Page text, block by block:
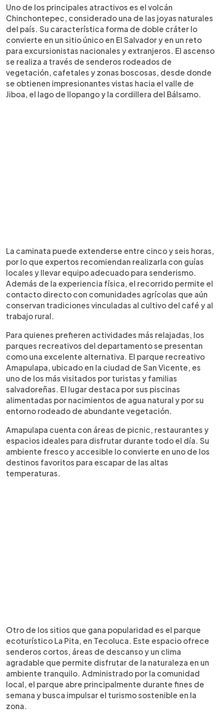
naturaleza y escapar de la rutina.
Uno de los principales atractivos es el volcán
Chinchontepec, considerado una de las joyas naturales
del país. Su característica forma de doble cráter lo
convierte en un sitio único en El Salvador y en un reto
para excursionistas nacionales y extranjeros. El ascenso
se realiza a través de senderos rodeados de
vegetación, cafetales y zonas boscosas, desde donde
se obtienen impresionantes vistas hacia el valle de
Jiboa, el lago de Ilopango y la cordillera del Bálsamo.
La caminata puede extenderse entre cinco y seis horas,
por lo que expertos recomiendan realizarla con guías
locales y llevar equipo adecuado para senderismo.
Además de la experiencia física, el recorrido permite el
contacto directo con comunidades agrícolas que aún
conservan tradiciones vinculadas al cultivo del café y al
trabajo rural.
Para quienes prefieren actividades más relajadas, los
parques recreativos del departamento se presentan
como una excelente alternativa. El parque recreativo
Amapulapa, ubicado en la ciudad de San Vicente, es
uno de los más visitados por turistas y familias
salvadoreñas. El lugar destaca por sus piscinas
alimentadas por nacimientos de agua natural y por su
entorno rodeado de abundante vegetación.
Amapulapa cuenta con áreas de picnic, restaurantes y
espacios ideales para disfrutar durante todo el día. Su
ambiente fresco y accesible lo convierte en uno de los
destinos favoritos para escapar de las altas
temperaturas.
Otro de los sitios que gana popularidad es el parque
ecoturístico La Pita, en Tecoluca. Este espacio ofrece
senderos cortos, áreas de descanso y un clima
agradable que permite disfrutar de la naturaleza en un
ambiente tranquilo. Administrado por la comunidad
local, el parque abre principalmente durante fines de
semana y busca impulsar el turismo sostenible en la
zona.